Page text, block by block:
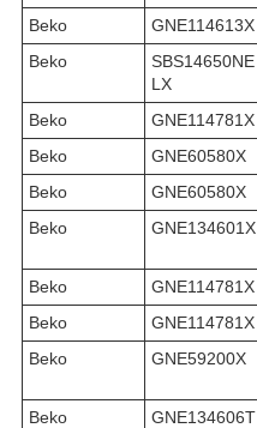
Beko
GNE114613X
Beko
SBS14650NE
LX
Beko GNE114781X
Beko
GNE60580X
Beko
GNE60580X
Beko
GNE134601X
Beko
GNE114781X
Beko
GNE114781X
Beko
GNE59200X
Beko
GNE134606T